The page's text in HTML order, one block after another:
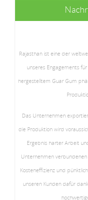
Rajasthan ist eine der
unseres Engagements
hergestelltem Guar Gum
Das Unternehmen
die Produktion wird
Ergebnis harter Arbeit
Unternehmen
Kosteneffizienz und
unseren Kunden dafür